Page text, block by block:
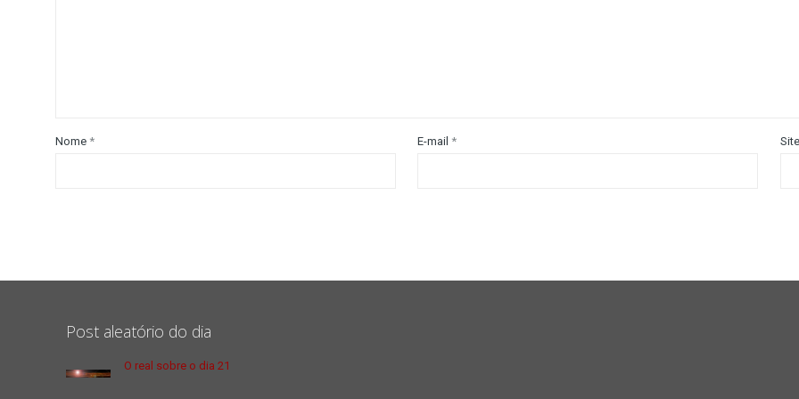
Nome * E-mail * Site
Post aleatório do dia
O real sobre o dia 21